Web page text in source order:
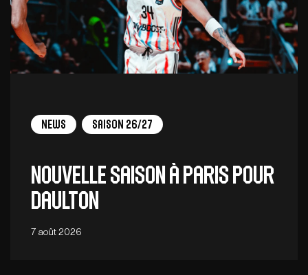
News Saison 26/27
Nouvelle saison à Paris pour
Daulton
7 août 2026